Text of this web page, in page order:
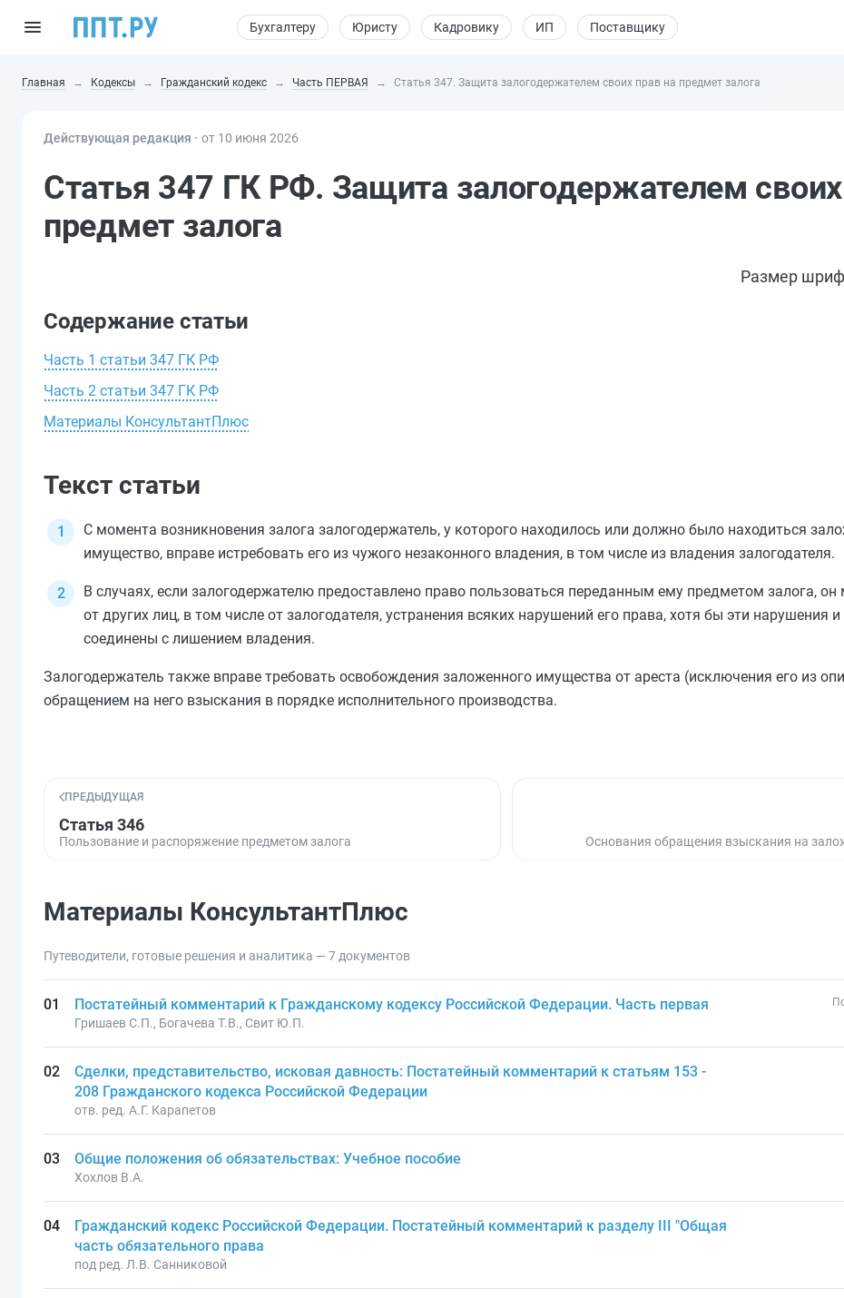
Бухгалтеру Юристу Кадровику ИП Поставщику
Главная Кодексы Гражданский кодекс Часть ПЕРВАЯ Статья 347. Защита залогодержателем своих прав на предмет залога
Действующая редакция ⸱ от 10 июня 2026
Статья 347 ГК РФ. Защита залогодержателем
предмет залога
Размер
Содержание статьи
Часть 1 статьи 347 ГК РФ
Часть 2 статьи 347 ГК РФ
Материалы КонсультантПлюс
Текст статьи
С момента возникновения залога залогодержатель, у которого находилось или должно было находиться
имущество, вправе истребовать его из чужого незаконного владения, в том числе из владения залогодателя.
В случаях, если залогодержателю предоставлено право пользоваться переданным ему предметом залога, он
от других лиц, в том числе от залогодателя, устранения всяких нарушений его права, хотя бы эти нарушения
соединены с лишением владения.
Залогодержатель также вправе требовать освобождения заложенного имущества от ареста (исключения его из
обращением на него взыскания в порядке исполнительного производства.
ПРЕДЫДУЩАЯ
Статья 346
Пользование и распоряжение предметом залога Основания обращения взыскания на
Материалы КонсультантПлюс
Путеводители, готовые решения и аналитика — 7 документов
Постатейный комментарий к Гражданскому кодексу Российской Федерации. Часть первая
Гришаев С.П., Богачева Т.В., Свит Ю.П.
Сделки, представительство, исковая давность: Постатейный комментарий к статьям 153 -
208 Гражданского кодекса Российской Федерации
отв. ред. А.Г. Карапетов
Общие положения об обязательствах: Учебное пособие
Хохлов В.А.
Гражданский кодекс Российской Федерации. Постатейный комментарий к разделу III "Общая
часть обязательного права
под ред. Л.В. Санниковой